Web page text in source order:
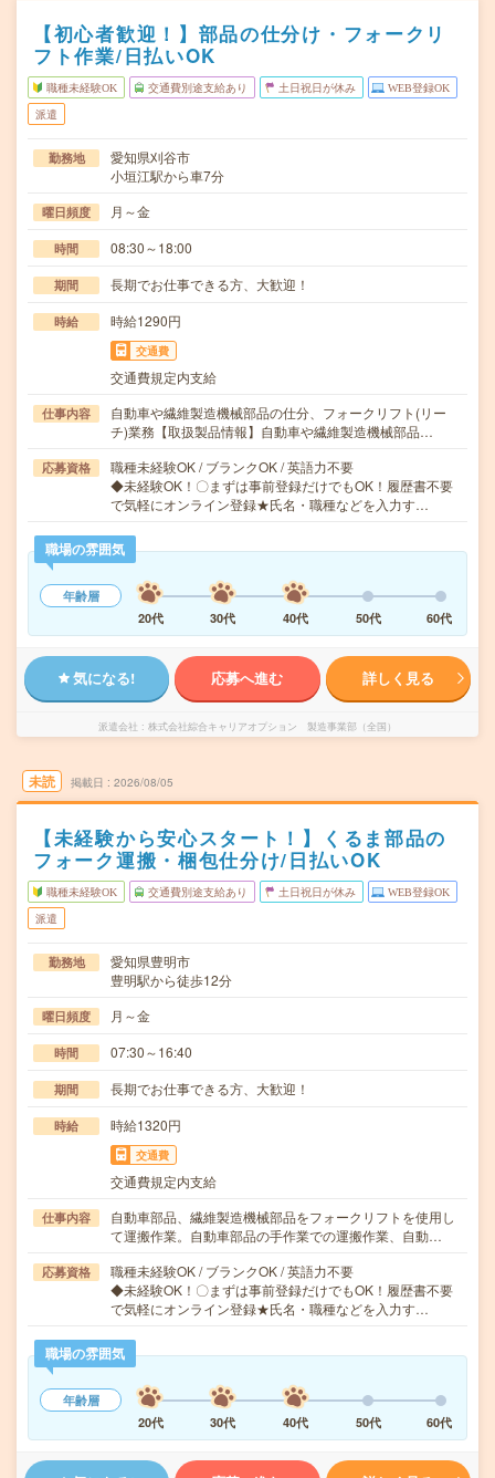
【初心者歓迎！】部品の仕分け・フォークリ
フト作業/日払いOK
職種未経験OK 交通費別途支給あり 土日祝日が休み WEB登録OK
派遣
勤務地
愛知県刈谷市
小垣江駅から車7分
曜日頻度 月～金
時間 08:30～18:00
期間 長期でお仕事できる方、大歓迎！
時給 時給1290円
交通費
交通費規定内支給
仕事内容
自動車や繊維製造機械部品の仕分、フォークリフト(リー
チ)業務【取扱製品情報】自動車や繊維製造機械部品…
応募資格
職種未経験OK / ブランクOK / 英語力不要
◆未経験OK！〇まずは事前登録だけでもOK！履歴書不要
で気軽にオンライン登録★氏名・職種などを入力す…
職場の雰囲気
年齢層
20代
30代 40代 50代 60代
気になる! 応募へ進む 詳しく見る
派遣会社 株式会社綜合キャリアオプション 製造事業部（全国）
未読 掲載日 2026/08/05
【未経験から安心スタート！】くるま部品の
フォーク運搬・梱包仕分け/日払いOK
職種未経験OK 交通費別途支給あり 土日祝日が休み WEB登録OK
派遣
勤務地
愛知県豊明市
豊明駅から徒歩12分
曜日頻度 月～金
時間 07:30～16:40
期間 長期でお仕事できる方、大歓迎！
時給 時給1320円
交通費
交通費規定内支給
仕事内容
自動車部品、繊維製造機械部品をフォークリフトを使用し
て運搬作業。自動車部品の手作業での運搬作業、自動…
応募資格
職種未経験OK / ブランクOK / 英語力不要
◆未経験OK！〇まずは事前登録だけでもOK！履歴書不要
で気軽にオンライン登録★氏名・職種などを入力す…
職場の雰囲気
年齢層
20代
30代 40代 50代 60代